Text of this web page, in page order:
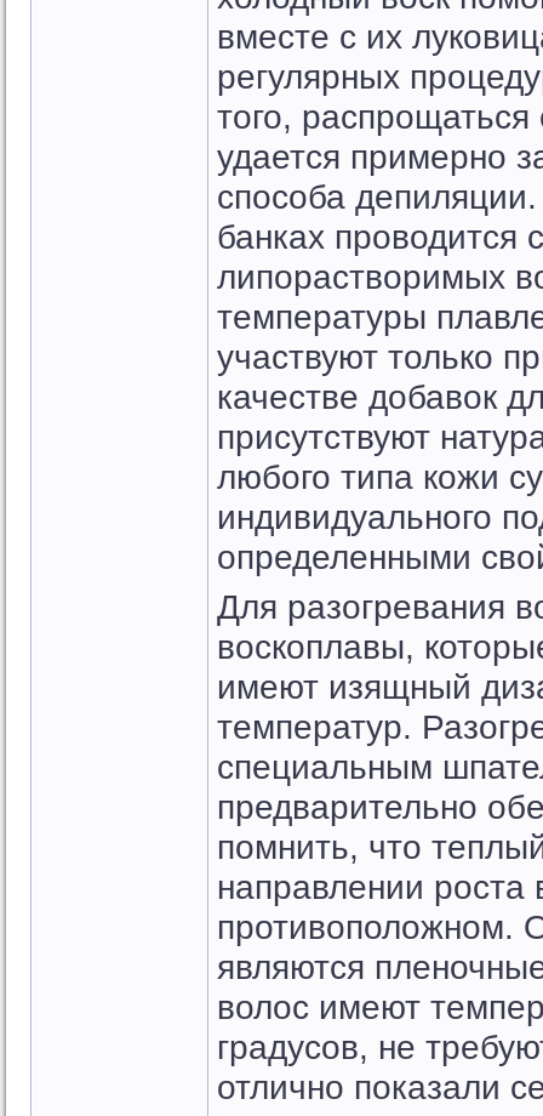
вместе с их
регулярных
того,
удается примерно
способа
банках
липорастворимых
температуры
участвуют только
качестве добавок
присутствуют
любого типа кожи
индивидуального
определенными
Для разогревания
воскоплавы,
имеют изящный
температур.
специальным
предварительно
помнить, что
направлении роста
противоположном.
являются
волос имеют
градусов, не
отлично показали